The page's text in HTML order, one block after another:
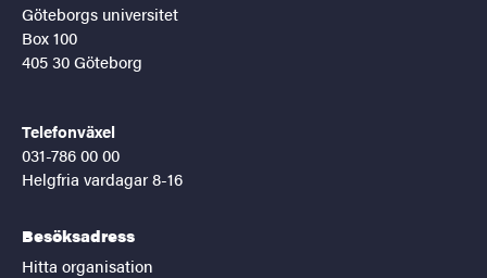
Göteborgs universitet
Box 100
405 30 Göteborg
Telefonväxel
031-786 00 00
Helgfria vardagar 8-16
Besöksadress
Hitta organisation